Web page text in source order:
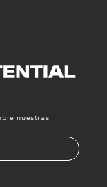
nuestras